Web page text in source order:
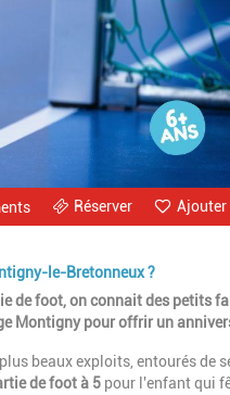
Ajouter
Réserver
le-Bretonneux ?
de foot, on connait des petits
Montigny pour offrir un
beaux exploits, entourés de
de foot à 5 pour l'enfant qui